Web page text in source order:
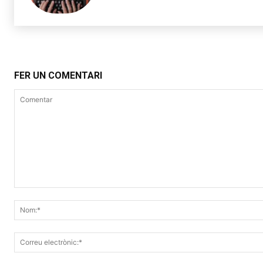
FER UN COMENTARI